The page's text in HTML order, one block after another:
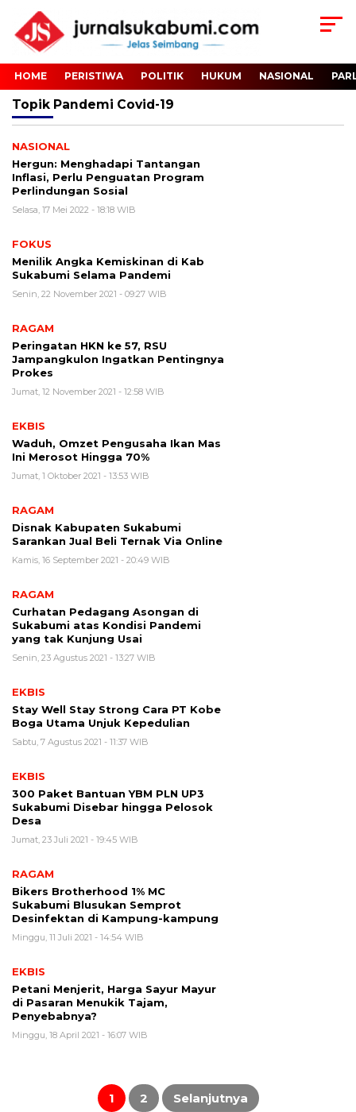
HOME PERISTIWA POLITIK HUKUM NASIONAL
Topik Pandemi Covid-19
NASIONAL
Hergun: Menghadapi Tantangan
Inflasi, Perlu Penguatan Program
Perlindungan Sosial
Selasa, 17 Mei 2022 - 18:18 WIB
FOKUS
Menilik Angka Kemiskinan di Kab
Sukabumi Selama Pandemi
Senin, 22 November 2021 - 09:27 WIB
RAGAM
Peringatan HKN ke 57, RSU
Jampangkulon Ingatkan Pentingnya
Prokes
Jumat, 12 November 2021 - 12:58 WIB
EKBIS
Waduh, Omzet Pengusaha Ikan Mas
Ini Merosot Hingga 70%
Jumat, 1 Oktober 2021 - 13:53 WIB
RAGAM
Disnak Kabupaten Sukabumi
Sarankan Jual Beli Ternak Via Online
Kamis, 16 September 2021 - 20:49 WIB
RAGAM
Curhatan Pedagang Asongan di
Sukabumi atas Kondisi Pandemi
yang tak Kunjung Usai
Senin, 23 Agustus 2021 - 13:27 WIB
EKBIS
Stay Well Stay Strong Cara PT Kobe
Boga Utama Unjuk Kepedulian
Sabtu, 7 Agustus 2021 - 11:37 WIB
EKBIS
300 Paket Bantuan YBM PLN UP3
Sukabumi Disebar hingga Pelosok
Desa
Jumat, 23 Juli 2021 - 19:45 WIB
RAGAM
Bikers Brotherhood 1% MC
Sukabumi Blusukan Semprot
Desinfektan di Kampung-kampung
Minggu, 11 Juli 2021 - 14:54 WIB
EKBIS
Petani Menjerit, Harga Sayur Mayur
di Pasaran Menukik Tajam,
Penyebabnya?
Minggu, 18 April 2021 - 16:07 WIB
Paginasi
1 2 Selanjutnya